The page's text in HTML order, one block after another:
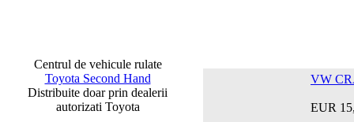
Centrul de vehicule rulate
Toyota Second Hand
Distribuite doar prin dealerii
autorizati Toyota
VW
EUR